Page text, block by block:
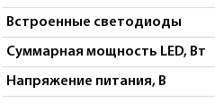
Встроенные светодиоды
Суммарная мощность LED, Вт
Напряжение питания, В